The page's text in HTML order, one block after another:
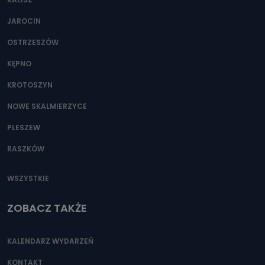
JAROCIN
OSTRZESZÓW
KĘPNO
KROTOSZYN
NOWE SKALMIERZYCE
PLESZEW
RASZKÓW
WSZYSTKIE
ZOBACZ TAKŻE
KALENDARZ WYDARZEŃ
KONTAKT